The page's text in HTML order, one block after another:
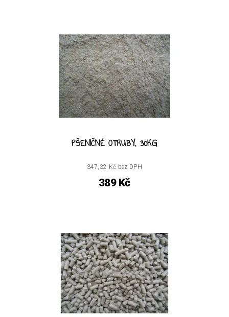
PŠENIČNÉ OTRUBY, 30KG
347,32 Kč bez DPH
389 Kč